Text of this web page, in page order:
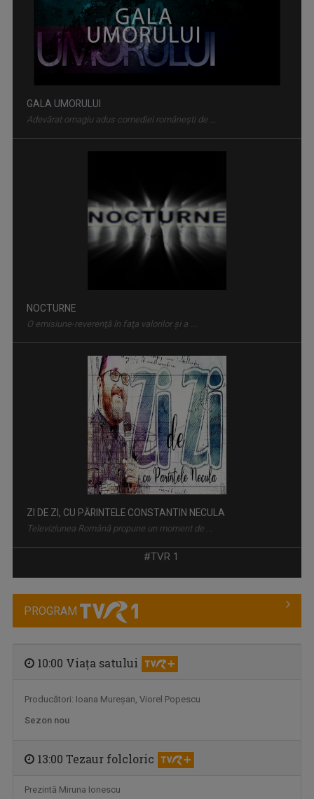
GALA UMORULUI
Adevărat omagiu adus comediei românești de ...
NOCTURNE
O emisiune-reverenţă în faţa valorilor şi a ...
ZI DE ZI, CU PĂRINTELE CONSTANTIN NECULA
Televiziunea Română propune un moment de ...
EXCLUSIV ÎN ROMÂNIA
#TVR 1
PROGRAM
10:00 Viaţa satului
Producători: Ioana Mureşan, Viorel Popescu
Sezon nou
13:00 Tezaur folcloric
Prezintă Miruna Ionescu